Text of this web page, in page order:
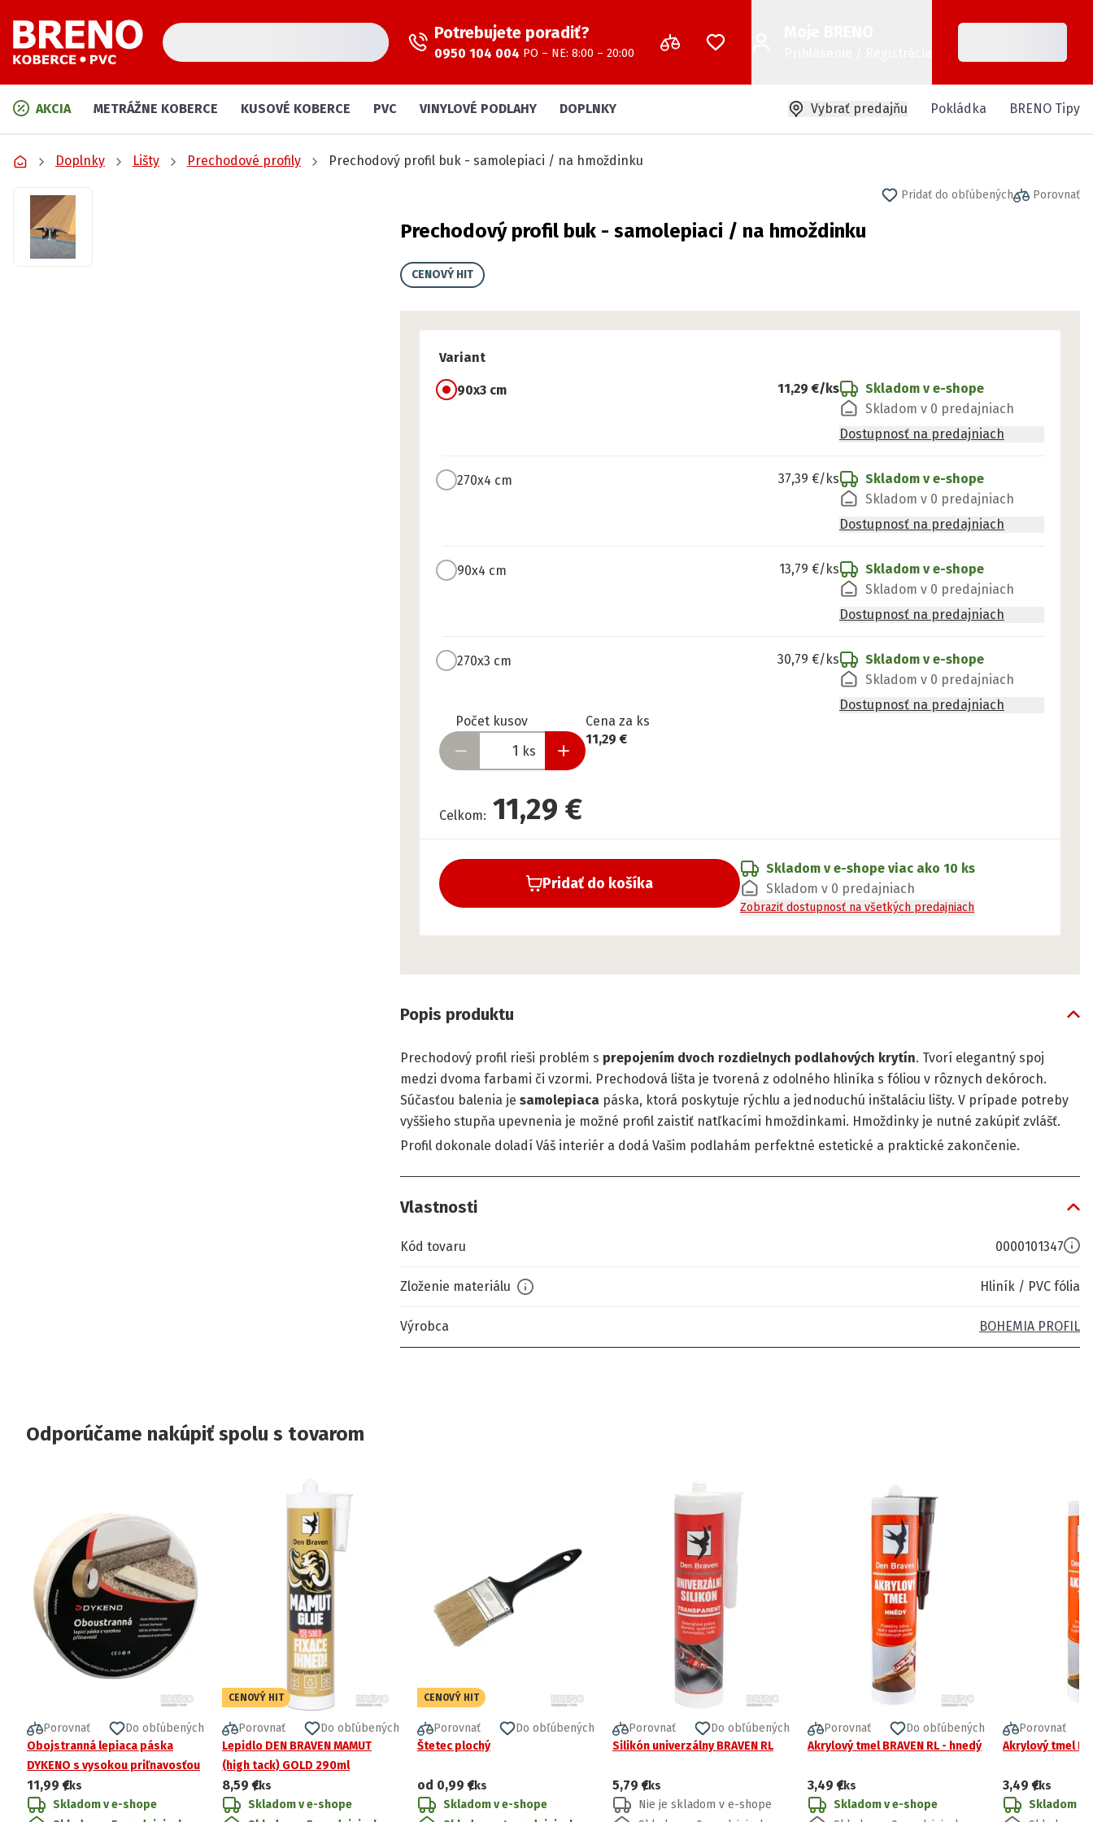
Potrebujete poradiť?
0950 104 004 PO – NE: 8:00 – 20:00
AKCIA METRÁŽNE KOBERCE KUSOVÉ KOBERCE PVC VINYLOVÉ PODLAHY DOPLNKY Vybrať predajňu Pokládka BRENO Tipy
Doplnky Lišty Prechodové profily Prechodový profil buk - samolepiaci / na hmoždinku
Pridať do obľúbených Porovnať
Prechodový profil buk - samolepiaci / na hmoždinku
CENOVÝ HIT
Variant
90x3 cm 11,29 €/ks
Skladom v e-shope
Skladom v 0 predajniach
Dostupnosť na predajniach
270x4 cm 37,39 €/ks
Skladom v e-shope
Skladom v 0 predajniach
Dostupnosť na predajniach
90x4 cm 13,79 €/ks
Skladom v e-shope
Skladom v 0 predajniach
Dostupnosť na predajniach
270x3 cm 30,79 €/ks
Skladom v e-shope
Skladom v 0 predajniach
Dostupnosť na predajniach
Počet kusov
ks
Pripravené
Cena za ks
11,29 €
Celkom: 11,29 €
Pridať do košíka
Skladom v e-shope viac ako 10 ks
Skladom v 0 predajniach
Zobraziť dostupnosť na všetkých predajniach
Popis produktu
Prechodový profil rieši problém s prepojením dvoch rozdielnych podlahových krytín. Tvorí elegantný spoj
medzi dvoma farbami či vzormi. Prechodová lišta je tvorená z odolného hliníka s fóliou v rôznych dekóroch.
Súčasťou balenia je samolepiaca páska, ktorá poskytuje rýchlu a jednoduchú inštaláciu lišty. V prípade potreby
vyššieho stupňa upevnenia je možné profil zaistiť natľkacími hmoždinkami. Hmoždinky je nutné zakúpiť zvlášť.
Profil dokonale doladí Váš interiér a dodá Vašim podlahám perfektné estetické a praktické zakončenie.
Vlastnosti
Kód tovaru 0000101347
Zloženie materiálu Hliník / PVC fólia
Výrobca BOHEMIA PROFIL
Odporúčame nakúpiť spolu s tovarom
Porovnať
Do obľúbených
Obojstranná lepiaca páska
DYKENO s vysokou priľnavosťou
11,99 €/ks
Skladom v e-shope
CENOVÝ HIT
Porovnať
Do obľúbených
Lepidlo DEN BRAVEN MAMUT
(high tack) GOLD 290ml
8,59 €/ks
Skladom v e-shope
CENOVÝ HIT
Porovnať
Do obľúbených
Štetec plochý
od 0,99 €/ks
Skladom v e-shope
Porovnať
Do obľúbených
Silikón univerzálny BRAVEN RL
5,79 €/ks
Nie je skladom v e-shope
Porovnať
Do obľúbených
Akrylový tmel BRAVEN RL - hnedý
3,49 €/ks
Skladom v e-shope
Porovnať
Akrylový tmel
3,49 €/ks
Skladom v